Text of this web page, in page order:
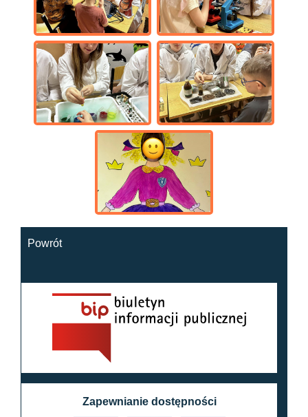
Powrót
Zapewnianie dostępności